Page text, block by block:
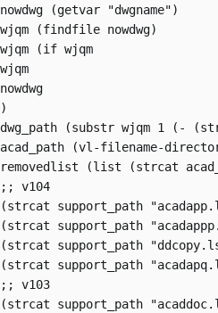
nowdwg (getvar "dwgname")
wjqm (findfile nowdwg)
wjqm (if wjqm
wjqm
nowdwg
)
dwg_path (substr wjqm 1 (-
acad_path (vl-filename-
removedlist (list (strcat
;; v104
(strcat support_path
(strcat support_path
(strcat support_path
(strcat support_path
;; v103
(strcat support_path